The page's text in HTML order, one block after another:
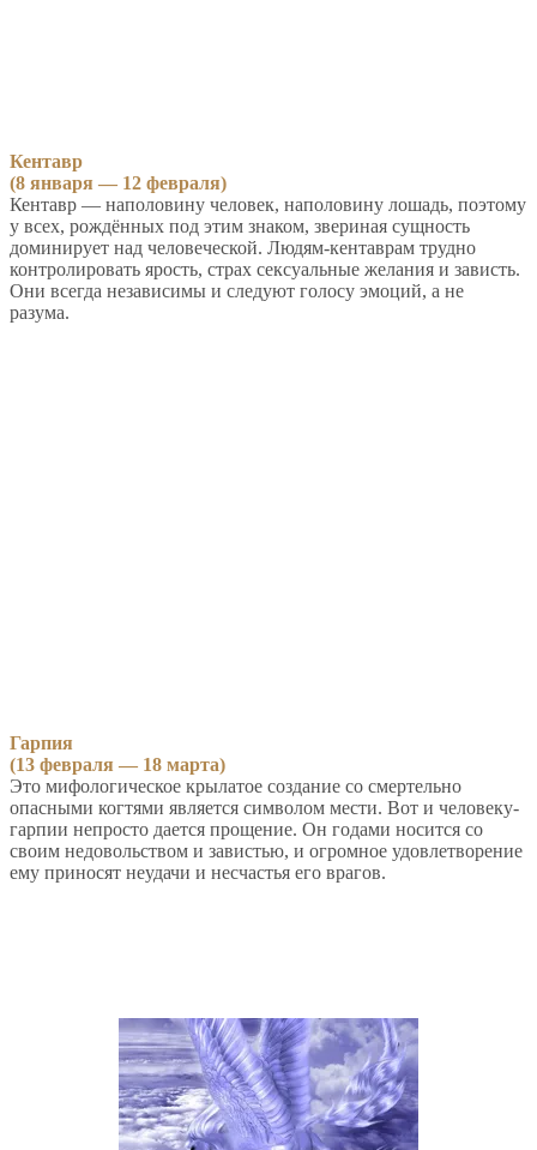
Кентавр
(8 января — 12 февраля)
Кентавр — наполовину человек, наполовину лошадь, поэтому
у всех, рождённых под этим знаком, звериная сущность
доминирует над человеческой. Людям-кентаврам трудно
контролировать ярость, страх сексуальные желания и зависть.
Они всегда независимы и следуют голосу эмоций, а не
разума.
Гарпия
(13 февраля — 18 марта)
Это мифологическое крылатое создание со смертельно
опасными когтями является символом мести. Вот и человеку-
гарпии непросто дается прощение. Он годами носится со
своим недовольством и завистью, и огромное удовлетворение
ему приносят неудачи и несчастья его врагов.